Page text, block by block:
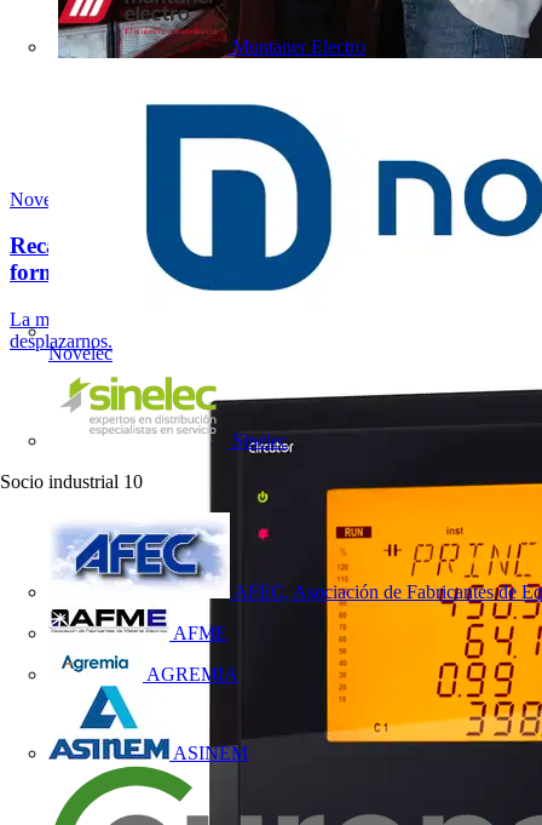
Muntaner Electro
Novelec
Sinelec
Socio industrial 10
AFEC, Asociación de Fabricantes de
AFME
AGREMIA
ASINEM
Novedades técnicas
Recarga del vehículo eléctrico en casa: una nueva
forma de...
La movilidad eléctrica representa una forma más sostenible de
desplazarnos.